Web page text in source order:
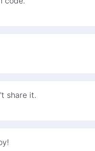
share it.